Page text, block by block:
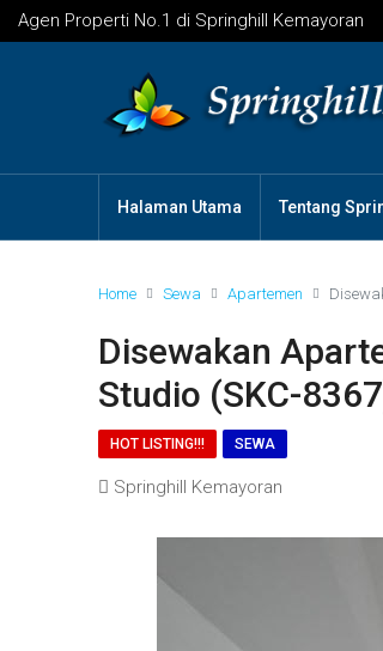
Agen Properti No.1 di Springhill Kemayoran
Halaman Utama Tentang
Home Sewa Apartemen
Disewakan
Studio (SKC-
HOT LISTING!!! SEWA
Springhill Kemayoran